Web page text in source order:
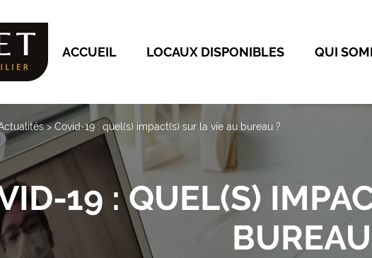
ACCUEIL LOCAUX DISPONIBLES QUI
>Covid-19 : quel(s) impact(s) sur la vie au bureau ?
19 : QUEL(S)